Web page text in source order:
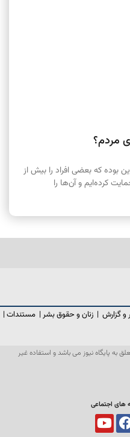
مردم؟
بوده که بعضی افراد را بیش از
کرده‌ایم و آن‌ها را
و گزارش | زنان و حقوق بشر | مستندات |
پایگاه نیوز می باشد و استفاده غیر
های اجتماعی